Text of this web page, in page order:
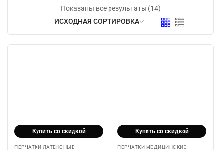
Показаны все результаты (14)
Купить со скидкой
ПЕРЧАТКИ ЛАТЕКСНЫЕ
Купить со скидкой
ПЕРЧАТКИ МЕДИЦИНСКИЕ